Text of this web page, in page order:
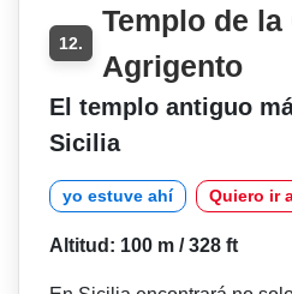
12.
Templo de
Agrigento
El templo antiguo
Sicilia
yo estuve ahí Quiero ir
Altitud: 100 m / 328 ft